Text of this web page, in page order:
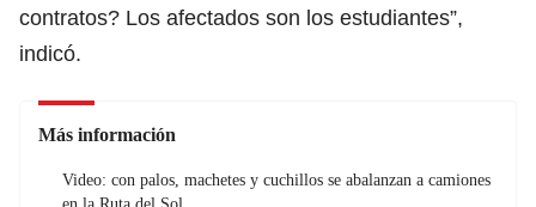
contratos? Los afectados son los estudiantes”,
indicó.
Más información
Video: con palos, machetes y cuchillos se abalanzan a camiones